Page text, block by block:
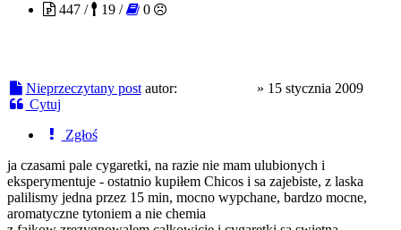
447 /
19 / 0
Nieprzeczytany post autor: » 15 stycznia 2009
Cytuj
Zgłoś
ja czasami pale cygaretki, na razie nie mam ulubionych i
eksperymentuje - ostatnio kupiłem Chicos i sa zajebiste, z laska
palilismy jedna przez 15 min, mocno wypchane, bardzo mocne,
aromatyczne tytoniem a nie chemia